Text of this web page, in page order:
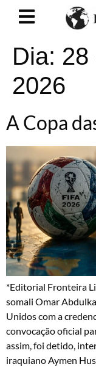
Dia: 28
2026
A Copa
*Editorial Fronteira
somali Omar
Unidos com a
convocação oficial
assim, foi detido,
iraquiano Aymen